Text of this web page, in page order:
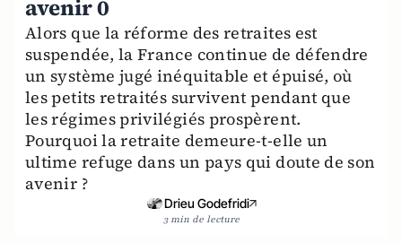
avenir 0
Alors que la réforme des retraites est
suspendée, la France continue de défendre
un système jugé inéquitable et épuisé, où
les petits retraités survivent pendant que
les régimes privilégiés prospèrent.
Pourquoi la retraite demeure-t-elle un
ultime refuge dans un pays qui doute de son
avenir ?
Drieu Godefridi
3 min de lecture